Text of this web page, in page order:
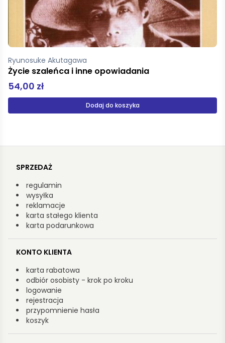
Joyce James
Ulisses
89,99 zł
Dodaj do koszyka
SPRZEDAŻ
regulamin
wysyłka
reklamacje
karta stałego klienta
karta podarunkowa
KONTO KLIENTA
karta rabatowa
odbiór osobisty - krok po kroku
logowanie
rejestracja
przypomnienie hasła
koszyk